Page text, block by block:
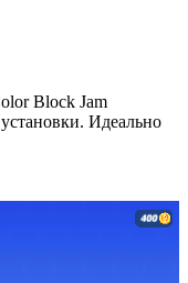
Block Jam
Идеально